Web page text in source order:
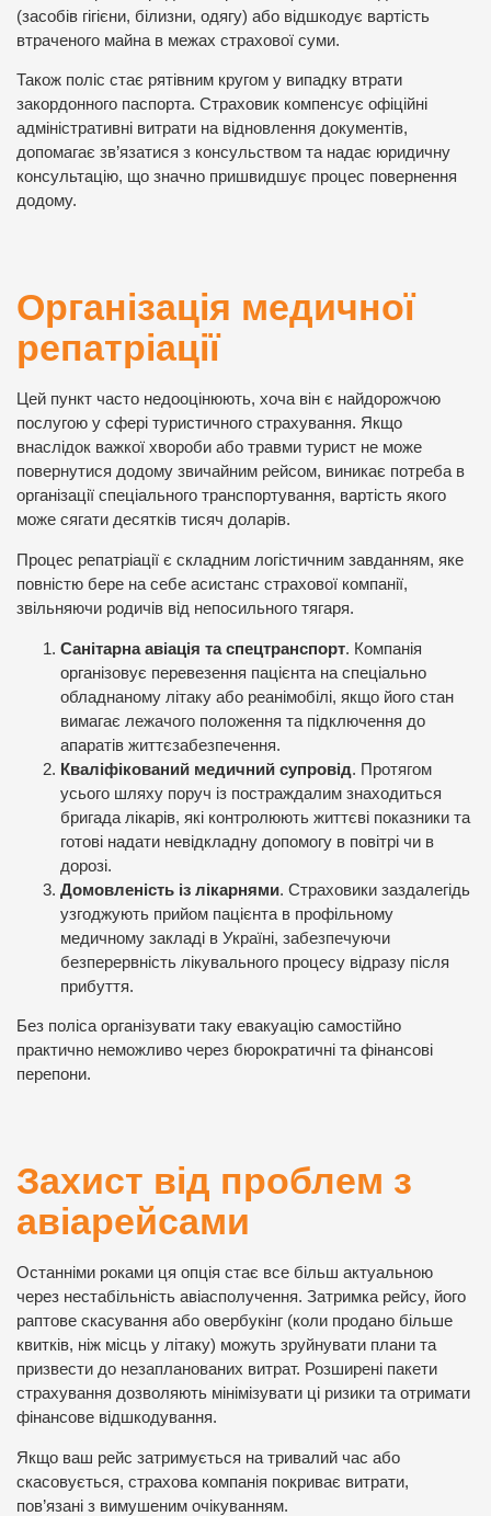
(засобів гігієни, білизни, одягу) або відшкодує вартість
втраченого майна в межах страхової суми.
Також поліс стає рятівним кругом у випадку втрати
закордонного паспорта. Страховик компенсує офіційні
адміністративні витрати на відновлення документів,
допомагає зв’язатися з консульством та надає юридичну
консультацію, що значно пришвидшує процес повернення
додому.
Організація медичної
репатріації
Цей пункт часто недооцінюють, хоча він є найдорожчою
послугою у сфері туристичного страхування. Якщо
внаслідок важкої хвороби або травми турист не може
повернутися додому звичайним рейсом, виникає потреба в
організації спеціального транспортування, вартість якого
може сягати десятків тисяч доларів.
Процес репатріації є складним логістичним завданням, яке
повністю бере на себе асистанс страхової компанії,
звільняючи родичів від непосильного тягаря.
Санітарна авіація та спецтранспорт. Компанія
організовує перевезення пацієнта на спеціально
обладнаному літаку або реанімобілі, якщо його стан
вимагає лежачого положення та підключення до
апаратів життєзабезпечення.
Кваліфікований медичний супровід. Протягом
усього шляху поруч із постраждалим знаходиться
бригада лікарів, які контролюють життєві показники та
готові надати невідкладну допомогу в повітрі чи в
дорозі.
Домовленість із лікарнями. Страховики заздалегідь
узгоджують прийом пацієнта в профільному
медичному закладі в Україні, забезпечуючи
безперервність лікувального процесу відразу після
прибуття.
Без поліса організувати таку евакуацію самостійно
практично неможливо через бюрократичні та фінансові
перепони.
Захист від проблем з
авіарейсами
Останніми роками ця опція стає все більш актуальною
через нестабільність авіасполучення. Затримка рейсу, його
раптове скасування або овербукінг (коли продано більше
квитків, ніж місць у літаку) можуть зруйнувати плани та
призвести до незапланованих витрат. Розширені пакети
страхування дозволяють мінімізувати ці ризики та отримати
фінансове відшкодування.
Якщо ваш рейс затримується на тривалий час або
скасовується, страхова компанія покриває витрати,
пов’язані з вимушеним очікуванням.